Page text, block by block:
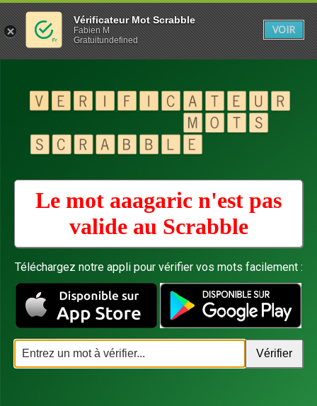
Le mot aaagaric n'est pas
valide au Scrabble
Téléchargez notre appli pour vérifier vos mots facilement :
Vérificateur Mot Scrabble
Fabien M
Gratuitundefined
VOIR